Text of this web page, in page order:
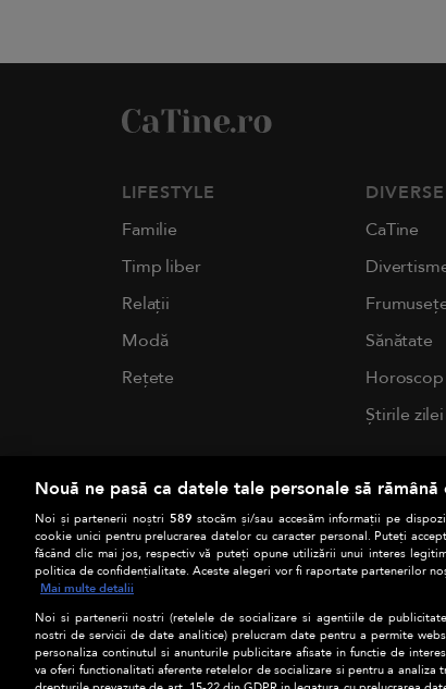
LIFESTYLE
Familie
Timp liber
Relații
Modă
Rețete
DIVERSE
CaTine
Sănătate
Horoscop
Știrile zilei
Nouă ne pasă ca datele tale personale să
Noi și partenerii noștri 589 stocăm și/sau accesăm informații pe
cookie unici pentru prelucrarea datelor cu caracter personal. Puteți
făcând clic mai jos, respectiv vă puteți opune utilizării unui interes
politica de confidențialitate. Aceste alegeri vor fi raportate partenerilor
Mai multe detalii
Noi si partenerii nostri (retelele de socializare si agentiile de
nostri de servicii de date analitice) prelucram date pentru a permite
personaliza continutul si anunturile publicitare afisate in functie de
va oferi functionalitati aferente retelelor de socializare si pentru a analiza